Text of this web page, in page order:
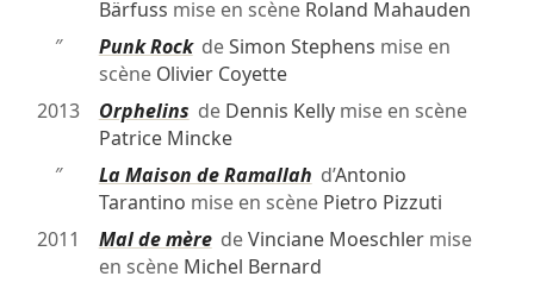
Bärfuss mise en scène Roland Mahauden
″
Punk RockdeSimon Stephens mise en
scène Olivier Coyette
2013
Orphelins de Dennis Kellymise en scène
Patrice Mincke
″
La Maison de Ramallah d’Antonio
Tarantino mise en scène Pietro Pizzuti
2011
Mal de mèredeVinciane Moeschlermise
en scène Michel Bernard